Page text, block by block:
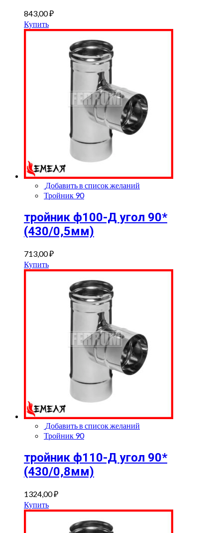
843,00₽
Купить
Добавить в список желаний
Тройник 90
тройник ф100-Д угол 90*
(430/0,5мм)
713,00₽
Купить
Добавить в список желаний
Тройник 90
тройник ф110-Д угол 90*
(430/0,8мм)
1324,00₽
Купить